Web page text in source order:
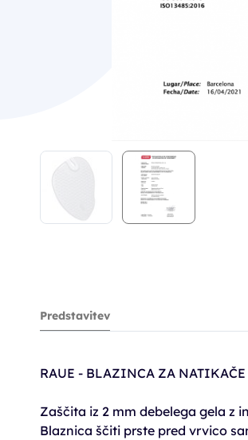
Predstavitev
RAUE - BLAZINCA ZA
Zaščita iz 2 mm debelega gela z
Blaznica ščiti prste pred vrvico